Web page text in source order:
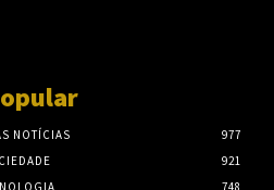
NOTÍCIAS
977
921
748